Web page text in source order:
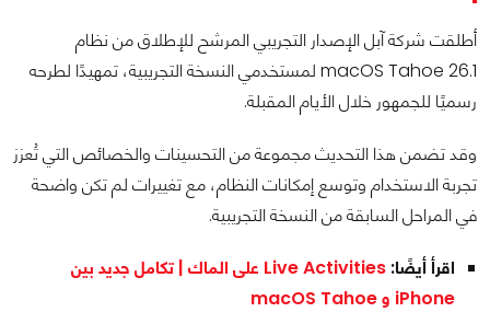
أطلقت شركة آبل الإصدار التجريبي المرشح للإطلاق من نظام
macOS Tahoe 26.1 لمستخدمي النسخة التجريبية، تمهيدًا لطرحه
رسميًا للجمهور خلال الأيام المقبلة.
وقد تضمن هذا التحديث مجموعة من التحسينات والخصائص التي تُعزز
تجربة الاستخدام وتوسع إمكانات النظام، مع تغييرات لم تكن واضحة
في المراحل السابقة من النسخة التجريبية.
اقرأ أيضًا:
Live Activities على الماك | تكامل جديد بين
iPhone و macOS Tahoe